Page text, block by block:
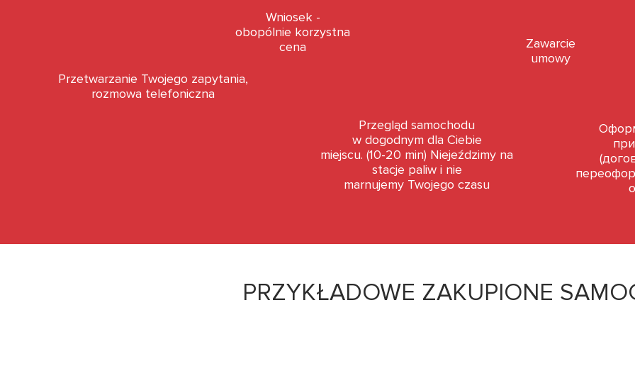
Przetwarzanie Twojego zapytania,
rozmowa telefoniczna
Wniosek -
obopólnie korzystna
cena
Przegląd samochodu
w dogodnym dla Ciebie
miejscu. (10-20 min) Niejeździmy na
stacje paliw i nie
marnujemy Twojego czasu
Zawarcie
umowy
PRZYKŁADOWE ZAKUPIONE